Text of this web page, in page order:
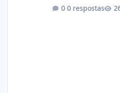
autorizado a usasr
0 respostas